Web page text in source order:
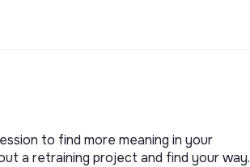
to find more meaning in your
a retraining project and find your way.